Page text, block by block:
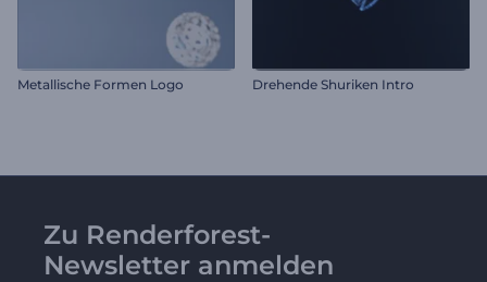
Metallische Formen Logo Drehende Shuriken Intro
Zu Renderforest-
Newsletter anmelden